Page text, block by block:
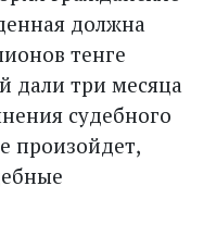
должна
тенге
дали три месяца
судебного
произойдет,